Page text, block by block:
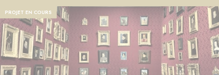
PROJET EN COURS